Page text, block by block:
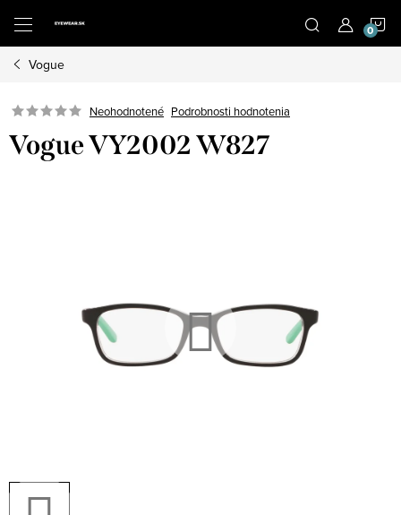
obsah
Vogue
Neohodnotené Podrobnosti hodnotenia
Vogue VY2002 W827